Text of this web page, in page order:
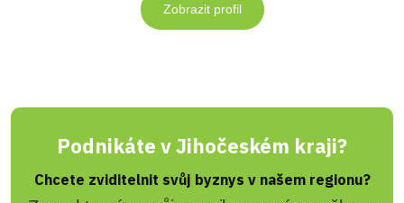
Zobrazit profil
Podnikáte v Jihočeském kraji?
Chcete zviditelnit svůj byznys v našem regionu?